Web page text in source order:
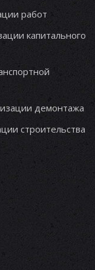
работ
капитального
демонтажа
строительства